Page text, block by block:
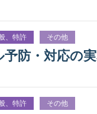
、特許 その他
防・対応の
、特許 その他